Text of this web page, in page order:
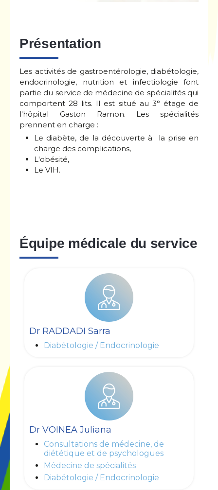
Présentation
Les activités de gastroentérologie, diabétologie,
endocrinologie, nutrition et infectiologie font
partie du service de médecine de spécialités qui
comportent 28 lits. Il est situé au 3° étage de
l'hôpital Gaston Ramon. Les spécialités
prennent en charge :
Le diabète, de la découverte à la prise en
charge des complications,
L'obésité,
Le VIH.
Équipe médicale du service
Dr RADDADI Sarra
Diabétologie / Endocrinologie
Dr VOINEA Juliana
Consultations de médecine, de
diététique et de psychologues
Médecine de spécialités
Diabétologie / Endocrinologie